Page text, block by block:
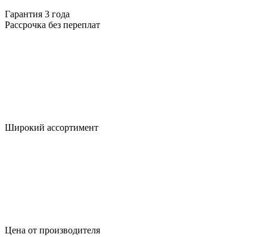
Гарантия 3 года
Рассрочка без переплат
Широкий ассортимент
Цена от производителя